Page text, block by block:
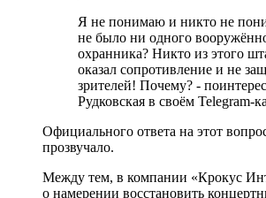
Я не понимаю и никто не
не было ни одного
охранника? Никто из этого
оказал сопротивление и не
зрителей! Почему? -
Рудковская в своём Telegram-
Официального ответа на этот
прозвучало.
Между тем, в компании «Крокус
о намерении восстановить